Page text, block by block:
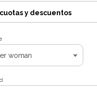
y descuentos